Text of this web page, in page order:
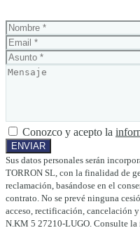
Conozco y acepto la
Sus datos personales serán
TORRON SL, con la finalidad de
reclamación, basándose en el
contrato. No se prevé ninguna
acceso, rectificación, cancelación
N.KM 5 27210-LUGO. Consulte